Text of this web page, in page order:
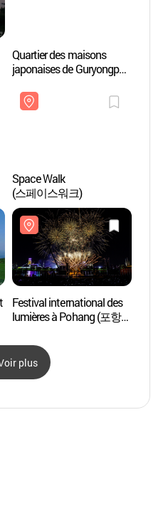
Quartier des maisons
japonaises de Guryongpo
Space Walk
(스페이스워크)
Festival international des
lumières à Pohang (포항
plus